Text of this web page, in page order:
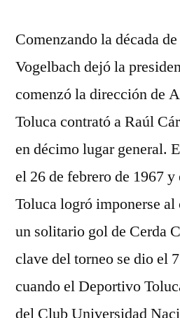
Comenzando la década
Vogelbach dejó la
comenzó la dirección de
Toluca contrató a Raúl
en décimo lugar general.
el 26 de febrero de 1967
Toluca logró imponerse
un solitario gol de Cerda
clave del torneo se dio el
cuando el Deportivo
del Club Universidad